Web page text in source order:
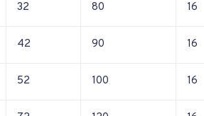
32 80 16
42 90 16
52 100 16